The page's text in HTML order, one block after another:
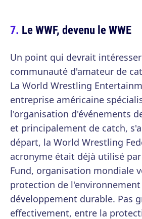
Le WWF, devenu le WWE
Un point qui devrait
communauté d'amateur de
La World Wrestling
entreprise américaine
l'organisation d'événements
et principalement de catch,
départ, la World Wrestling
acronyme était déjà utilisé
Fund, organisation mondiale
protection de
développement durable. Pas
effectivement, entre la